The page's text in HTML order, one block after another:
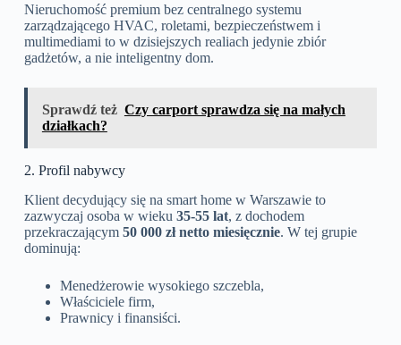
Nieruchomość premium bez centralnego systemu
zarządzającego HVAC, roletami, bezpieczeństwem i
multimediami to w dzisiejszych realiach jedynie zbiór
gadżetów, a nie inteligentny dom.
Sprawdź też Czy carport sprawdza się na małych
działkach?
2. Profil nabywcy
Klient decydujący się na smart home w Warszawie to
zazwyczaj osoba w wieku 35-55 lat, z dochodem
przekraczającym 50 000 zł netto miesięcznie. W tej grupie
dominują:
Menedżerowie wysokiego szczebla,
Właściciele firm,
Prawnicy i finansiści.